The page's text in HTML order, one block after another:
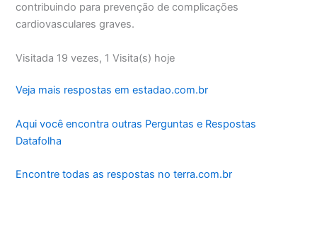
contribuindo para prevenção de complicações
cardiovasculares graves.
Visitada 19 vezes, 1 Visita(s) hoje
Veja mais respostas em estadao.com.br
Aqui você encontra outras Perguntas e Respostas
Datafolha
Encontre todas as respostas no terra.com.br